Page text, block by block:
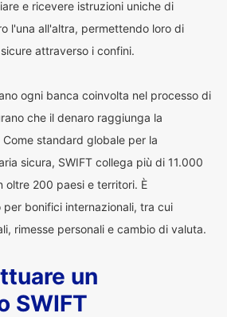
e ricevere istruzioni uniche di
l'una all'altra, permettendo loro di
attraverso i confini.
ogni banca coinvolta nel processo di
che il denaro raggiunga la
standard globale per la
sicura, SWIFT collega più di 11.000
oltre 200 paesi e territori. È
bonifici internazionali, tra cui
rimesse personali e cambio di valuta.
un
SWIFT